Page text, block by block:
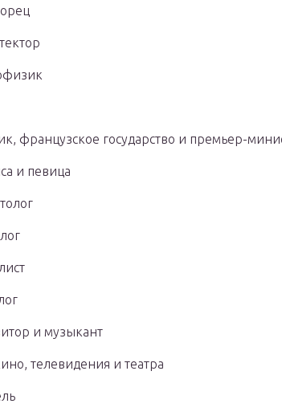
французское государство и премьер-
и певица
и музыкант
телевидения и театра